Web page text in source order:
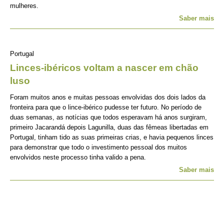
mulheres.
Saber mais
Portugal
Linces-ibéricos voltam a nascer em chão
luso
Foram muitos anos e muitas pessoas envolvidas dos dois lados da
fronteira para que o lince-ibérico pudesse ter futuro. No período de
duas semanas, as notícias que todos esperavam há anos surgiram,
primeiro Jacarandá depois Lagunilla, duas das fêmeas libertadas em
Portugal, tinham tido as suas primeiras crias, e havia pequenos linces
para demonstrar que todo o investimento pessoal dos muitos
envolvidos neste processo tinha valido a pena.
Saber mais